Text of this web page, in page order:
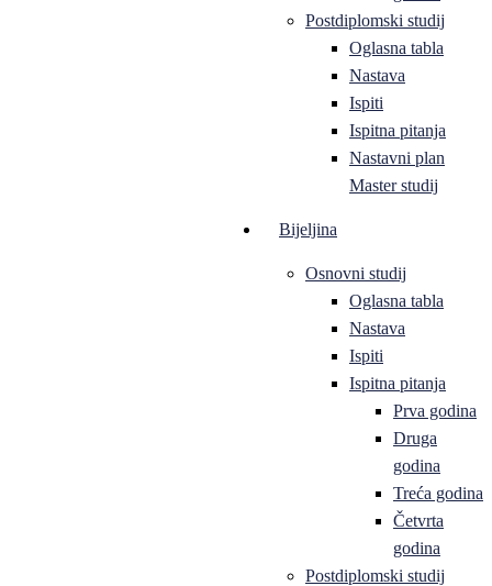
Postdiplomski studij
Oglasna tabla
Nastava
Ispiti
Ispitna pitanja
Nastavni plan
Master studij
Bijeljina
Osnovni studij
Oglasna tabla
Nastava
Ispiti
Ispitna pitanja
Prva godina
Druga
godina
Treća godina
Četvrta
godina
Postdiplomski studij